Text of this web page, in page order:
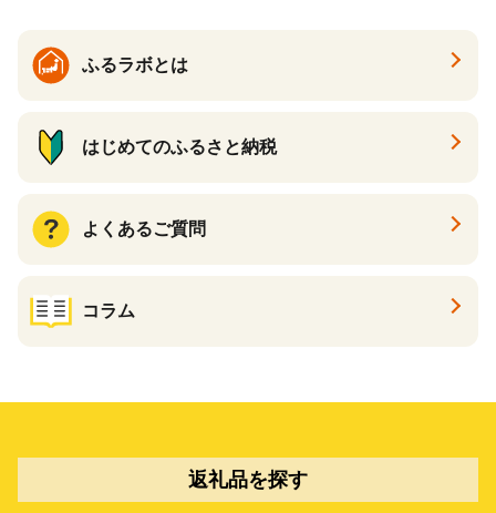
ふるラボとは
はじめてのふるさと納税
よくあるご質問
コラム
返礼品を探す